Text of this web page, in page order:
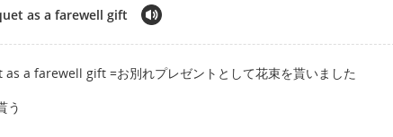
as a farewell gift
a farewell gift =お別れプレゼントとして花束を貰いました
う